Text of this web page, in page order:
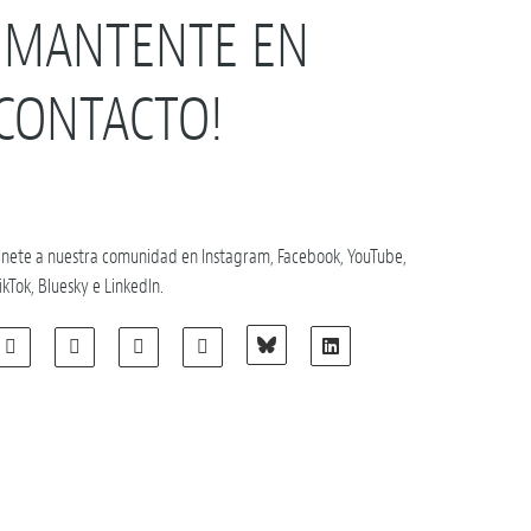
EN
a nuestra comunidad en Instagram, Facebook, YouTube,
Bluesky e LinkedIn.